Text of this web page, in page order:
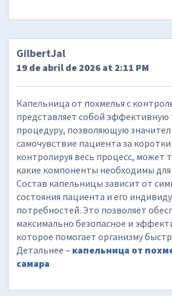
GilbertJal
19 de abril de 2026 at 2:11 PM
Капельница от похмелья с
представляет собой эффективную
процедуру, позволяющую
самочувствие пациента за
контролируя весь процесс, может
какие компоненты необходимы
Состав капельницы зависит от
состояния пациента и его
потребностей. Это позволяет
максимально безопасное и
которое помогает организму
Детальнее – капельница от
самара